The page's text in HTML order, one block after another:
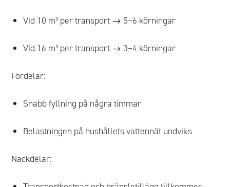
Vid 10 m³ per transport → 5–6 körningar
Vid 16 m³ per transport → 3–4 körningar
Fördelar:
Snabb fyllning på några timmar
Belastningen på hushållets vattennät undviks
Nackdelar: